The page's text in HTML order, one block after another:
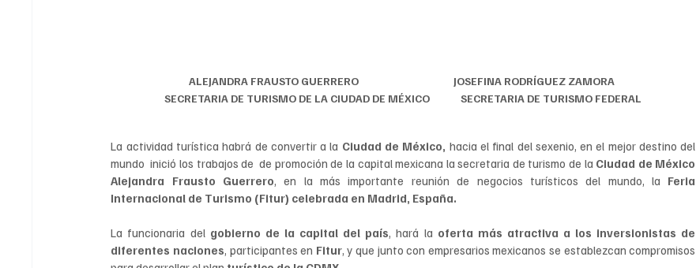
ALEJANDRA FRAUSTO GUERRERO                                        JOSEFINA RODRÍGUEZ ZAMORA
SECRETARIA DE TURISMO DE LA CIUDAD DE MÉXICO             SECRETARIA DE TURISMO FEDERAL
La actividad turística habrá de convertir a la Ciudad de México, hacia el final del sexenio, en el mejor destino del
mundo  inició los trabajos de  de promoción de la capital mexicana la secretaria de turismo de la Ciudad de México
Alejandra Frausto Guerrero, en la más importante reunión de negocios turísticos del mundo, la Feria
Internacional de Turismo (Fitur) celebrada en Madrid, España.
La funcionaria del gobierno de la capital del país, hará la oferta más atractiva a los inversionistas de
diferentes naciones, participantes en Fitur, y que junto con empresarios mexicanos se establezcan compromisos